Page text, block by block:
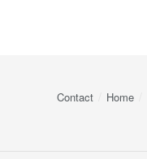
Contact Home